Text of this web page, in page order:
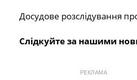
Досудове розслідування
Слідкуйте за нашими
РЕКЛАМА